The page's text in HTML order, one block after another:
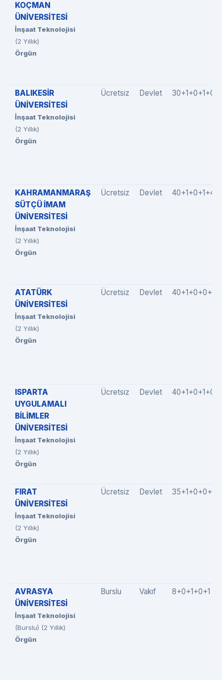
KOÇMAN
ÜNİVERSİTESİ
İnşaat Teknolojisi
(2 Yıllık)
Örgün
BALIKESİR
ÜNİVERSİTESİ
İnşaat Teknolojisi
(2 Yıllık)
Örgün
Ücretsiz Devlet 30+1+0+1+0
KAHRAMANMARAŞ
SÜTÇÜ İMAM
ÜNİVERSİTESİ
İnşaat Teknolojisi
(2 Yıllık)
Örgün
Ücretsiz Devlet 40+1+0+1+4
ATATÜRK
ÜNİVERSİTESİ
İnşaat Teknolojisi
(2 Yıllık)
Örgün
Ücretsiz Devlet 40+1+0+0+0
ISPARTA
UYGULAMALI
BİLİMLER
ÜNİVERSİTESİ
İnşaat Teknolojisi
(2 Yıllık)
Örgün
Ücretsiz Devlet 40+1+0+1+0
FIRAT
ÜNİVERSİTESİ
İnşaat Teknolojisi
(2 Yıllık)
Örgün
Ücretsiz Devlet 35+1+0+0+4
AVRASYA
ÜNİVERSİTESİ
İnşaat Teknolojisi
(Burslu) (2 Yıllık)
Örgün
Burslu Vakıf 8+0+1+0+1